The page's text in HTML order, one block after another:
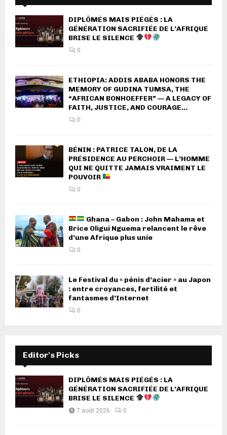
DIPLÔMÉS MAIS PIÉGÉS : LA
GÉNÉRATION SACRIFIÉE DE L’AFRIQUE
BRISE LE SILENCE
0
ETHIOPIA: ADDIS ABABA HONORS THE
MEMORY OF GUDINA TUMSA, THE
“AFRICAN BONHOEFFER” — A LEGACY OF
FAITH, JUSTICE, AND COURAGE...
0
BÉNIN : PATRICE TALON, DE LA
PRÉSIDENCE AU PERCHOIR — L’HOMME
QUI NE QUITTE JAMAIS VRAIMENT LE
POUVOIR
0
Ghana – Gabon : John Mahama et
Brice Oligui Nguema relancent le rêve
d’une Afrique plus unie
0
Le Festival du « pénis d’acier » au Japon
: entre croyances, fertilité et
fantasmes d’Internet
0
Editor's Picks
DIPLÔMÉS MAIS PIÉGÉS : LA
GÉNÉRATION SACRIFIÉE DE L’AFRIQUE
BRISE LE SILENCE
7 août 2026 0